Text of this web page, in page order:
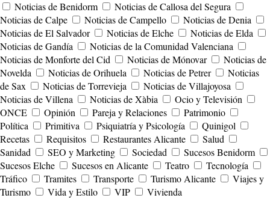
Noticias de Benidorm
Noticias de Callosa del Segura
Noticias de Calpe
Noticias de Campello
Noticias de Denia
Noticias de El Salvador
Noticias de Elche
Noticias de Elda
Noticias de Gandía
Noticias de la Comunidad Valenciana
Noticias de Monforte del Cid
Noticias de Mónovar
Noticias de
Novelda
Noticias de Orihuela Noticias de Petrer
Noticias
de Sax
Noticias de Torrevieja
Noticias de Villajoyosa
Noticias de Villena
Noticias de Xàbia
Ocio y Televisión
ONCE
Opinión Pareja y Relaciones
Patrimonio
Política
Primitiva Psiquiatría y Psicología
Quinigol
Recetas
Requisitos Restaurantes Alicante
Salud
Sanidad
SEO y Marketing Sociedad
Sucesos Benidorm
Sucesos Elche
Sucesos en Alicante Teatro
Tecnología
Tráfico
Tramites Transporte Turismo Alicante
Viajes y
Turismo
Vida y Estilo VIP Vivienda